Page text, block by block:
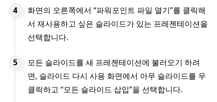
화면의 오른쪽에서 “파워포인트 파일 열기”를 클릭해
서 재사용하고 싶은 슬라이드가 있는 프레젠테이션을
선택합니다.
모든 슬라이드를 새 프레젠테이션에 불러오기 하려
면, 슬라이드 다시 사용 화면에서 아무 슬라이드를 우
클릭하고 “모든 슬라이드 삽입”을 선택합니다.